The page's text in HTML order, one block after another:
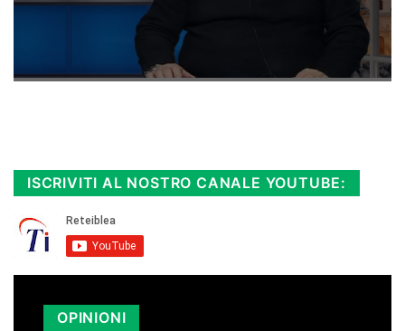
ISCRIVITI AL NOSTRO CANALE YOUTUBE:
OPINIONI